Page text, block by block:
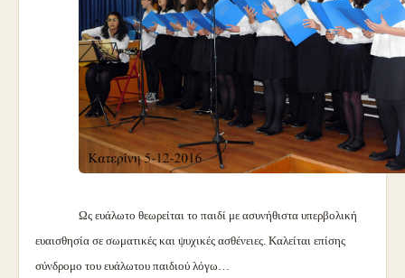
Ως ευάλωτο θεωρείται το παιδί με ασυνήθιστα υπερβολική
ευαισθησία σε σωματικές και ψυχικές ασθένειες. Καλείται επίσης
σύνδρομο του ευάλωτου παιδιού λόγω…